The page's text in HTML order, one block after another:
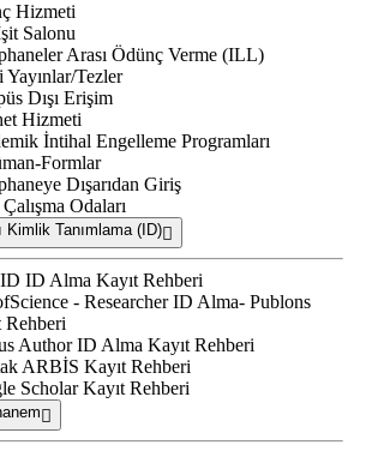
Hizmeti
Salonu
Arası Ödünç Verme (ILL)
Yayınlar/Tezler
Dışı Erişim
Hizmeti
İntihal Engelleme Programları
Formlar
Dışarıdan Giriş
Odaları
Kimlik Tanımlama (ID)
ID Alma Kayıt Rehberi
- Researcher ID Alma- Publons
Rehberi
Author ID Alma Kayıt Rehberi
ARBİS Kayıt Rehberi
Scholar Kayıt Rehberi